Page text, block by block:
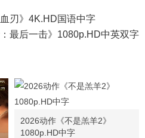
刃》4K.HD国语中字
最后一击》1080p.HD中英双字
2026动作《不是羔羊2》
1080p.HD中字